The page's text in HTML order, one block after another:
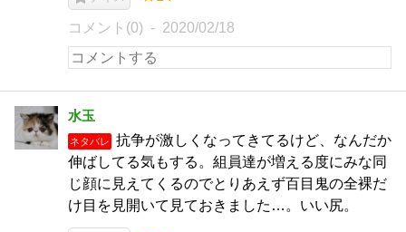
コメント(0) 2020/02/18
水玉
ネタバレ
抗争が激しくなってきてるけど、なんだか
伸ばしてる気もする。組員達が増える度にみな同
じ顔に見えてくるのでとりあえず百目鬼の全裸だ
け目を見開いて見ておきました…。いい尻。